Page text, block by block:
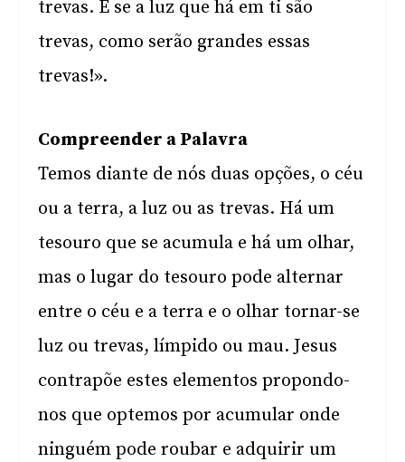
trevas. E se a luz que há em ti são
trevas, como serão grandes essas
trevas!».
Compreender a Palavra
Temos diante de nós duas opções, o céu
ou a terra, a luz ou as trevas. Há um
tesouro que se acumula e há um olhar,
mas o lugar do tesouro pode alternar
entre o céu e a terra e o olhar tornar-se
luz ou trevas, límpido ou mau. Jesus
contrapõe estes elementos propondo-
nos que optemos por acumular onde
ninguém pode roubar e adquirir um